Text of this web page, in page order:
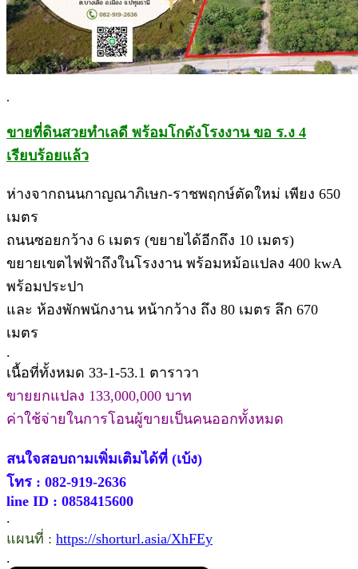
.
ขายที่ดินสวยทำเลดี พร้อมโกดังโรงงาน ขอ ร.ง 4
เรียบร้อยแล้ว
ห่างจากถนนกาญณาภิเษก-ราชพฤกษ์ตัดใหม่ เพียง 650
เมตร
ถนนซอยกว้าง 6 เมตร (ขยายได้อีกถึง 10 เมตร)
ขยายเขตไฟฟ้าถึงในโรงงาน พร้อมหม้อแปลง 400 kwA
พร้อมประปา
และ ห้องพักพนักงาน หน้ากว้าง ถึง 80 เมตร ลึก 670
เมตร
.
เนื้อที่ทั้งหมด 33-1-53.1 ตาราวา
ขายยกแปลง 133,000,000 บาท
ค่าใช้จ่ายในการโอนผู้ขายเป็นคนออกทั้งหมด
สนใจสอบถามเพิ่มเติมได้ที่ (เบ้ง)
โทร : 082-919-2636
line ID : 0858415600
.
แผนที่ : https://shorturl.asia/XhFEy
.